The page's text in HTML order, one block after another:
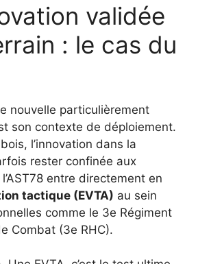
validée
: le cas du
nouvelle particulièrement
son contexte de déploiement.
l’innovation dans la
rester confinée aux
entre directement en
tactique (EVTA) au sein
comme le 3e Régiment
Combat (3e RHC).